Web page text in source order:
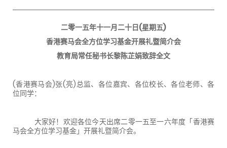
二零一五年十一月二十日(星期五)
香港赛马会全方位学习基金开展礼暨简介会
教育局常任秘书长黎陈芷娟致辞全文
(香港赛马会)张(亮)总监、各位嘉宾、各位校长、各位老师、各
位同学：
大家好！欢迎各位今天出席二零一五至一六年度「香港赛
马会全方位学习基金」开展礼暨简介会。